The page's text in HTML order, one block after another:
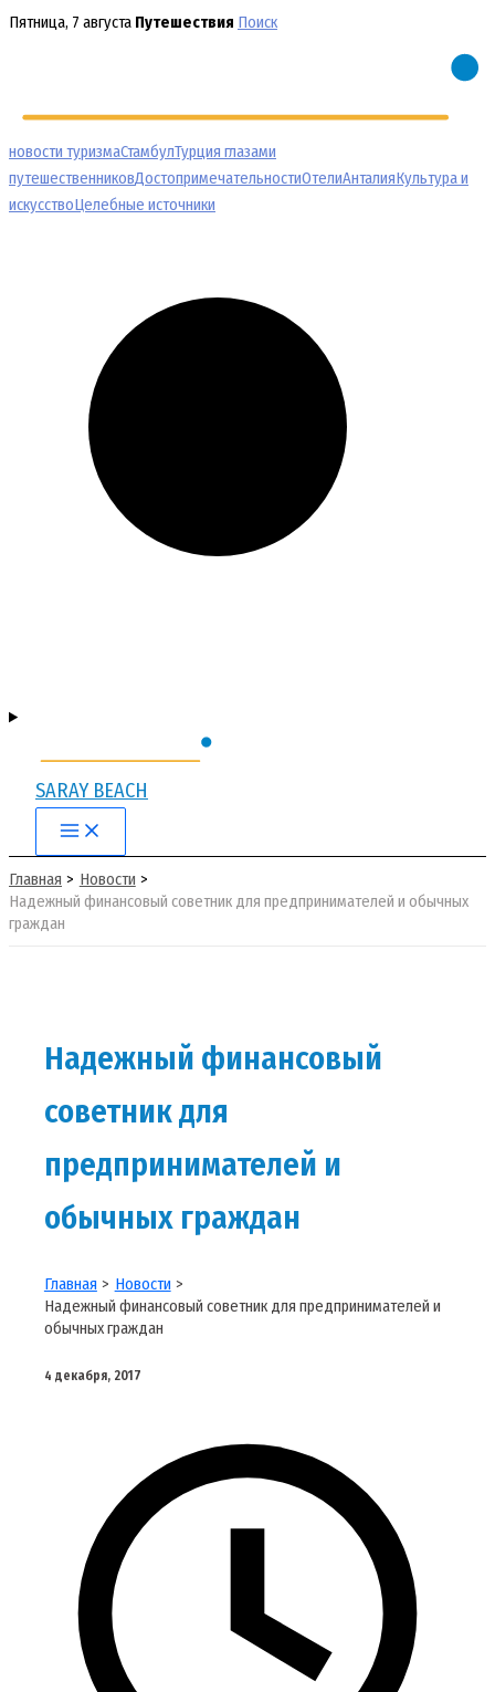
Перейти
Пятница, 7 августа Путешествия Поиск
новости туризмаСтамбулТурция глазами
путешественниковДостопримечательностиОтелиАнталияКультура и
искусствоЦелебные источники
SARAY BEACH
Main
Menu
Главная
Новости
Надежный финансовый советник для предпринимателей и обычных
граждан
Надежный финансовый
советник для
предпринимателей и
обычных граждан
Главная
Новости
Надежный финансовый советник для предпринимателей и
обычных граждан
4 декабря, 2017